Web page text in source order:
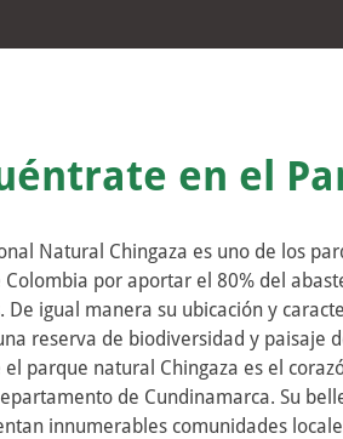
en el
Natural Chingaza es uno de los
Colombia por aportar el 80% del
De igual manera su ubicación y
reserva de biodiversidad y paisaje
el parque natural Chingaza es el
de Cundinamarca. Su
innumerables comunidades